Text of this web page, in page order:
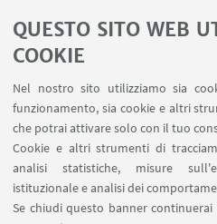
QUESTO SITO WEB
COOKIE
Nel nostro sito utilizziamo sia
funzionamento, sia cookie e altri
che potrai attivare solo con il tuo
Cookie e altri strumenti di
analisi statistiche, misure
istituzionale e analisi dei
Se chiudi questo banner
Area
SEGUI IL